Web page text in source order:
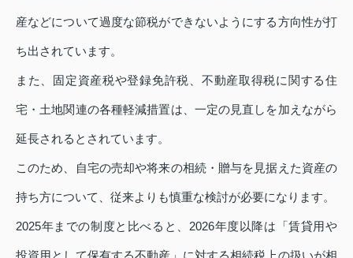
産などについて過度な節税ができないようにする方向性が打
ち出されています。
また、固定資産税や登録免許税、不動産取得税に関する住
宅・土地関連の各種軽減措置は、一定の見直しを加えながら
延長されるとされています。
このため、自宅の売却や将来の相続・贈与を見据えた資産の
持ち方について、従来よりも慎重な検討が必要になります。
2025年までの制度と比べると、2026年度以降は「賃貸用や
投資用として保有する不動産」に対する相続税上の扱いが相